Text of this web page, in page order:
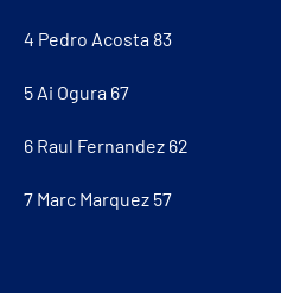
4 Pedro Acosta 83
5 Ai Ogura 67
6 Raul Fernandez 62
7 Marc Marquez 57